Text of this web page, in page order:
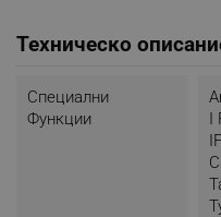
идентифицира
автоматично, а кодът
дисплея на
Техническо
Специални
Функции
I